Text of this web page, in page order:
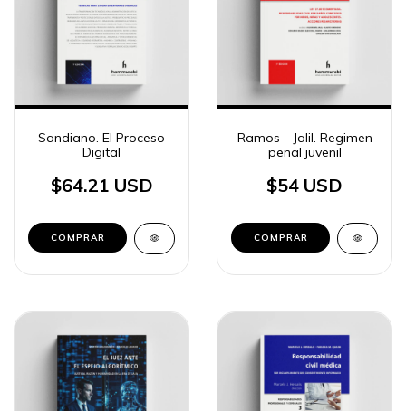
Sandiano. El Proceso
Digital
$64.21 USD
COMPRAR
Ramos - Jalil. Regimen
penal juvenil
$54 USD
COMPRAR